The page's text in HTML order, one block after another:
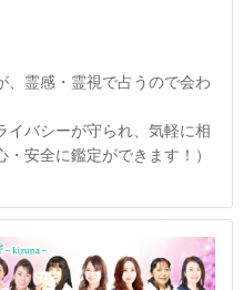
、霊感・霊視で占うので会わ
イバシーが守られ、気軽に相
安全に鑑定ができます！）